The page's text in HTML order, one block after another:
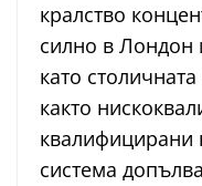
кралство
силно в Лондон
като
както
квалифицирани
система